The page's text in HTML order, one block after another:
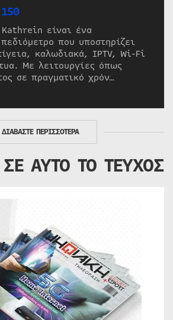
Kathrein είναι ένα
που υποστηρίζει
καλωδιακά, IPTV, Wi-Fi
Με λειτουργίες όπως
σε πραγματικό χρόν…
ΔΙΑΒΑΣΤΕ ΠΕΡΙΣΣΟΤΕΡΑ
ΣΕ ΑΥΤΟ ΤΟ ΤΕΥΧΟΣ